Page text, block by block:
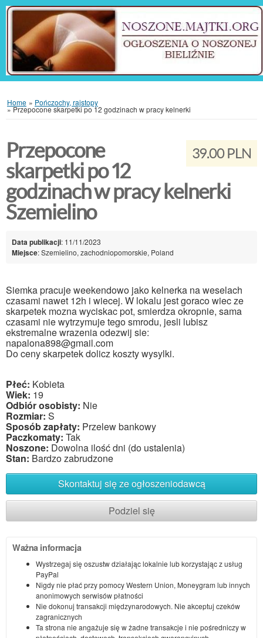
Home » Pończochy, rajstopy
»Przepocone skarpetki po 12 godzinach w pracy kelnerki
39.00 PLN
Przepocone
skarpetki po 12
godzinach w pracy kelnerki
Szemielino
Data publikacji: 11/11/2023
Miejsce: Szemielino, zachodniopomorskie, Poland
Siemka pracuje weekendowo jako kelnerka na weselach
czasami nawet 12h i wiecej. W lokalu jest goraco wiec ze
skarpetek mozna wyciskac pot, smierdza okropnie, sama
czasami nie wytrzymuje tego smrodu, jesli lubisz
ekstremalne wrazenia odezwij sie:
napalona898@gmail.com
Do ceny skarpetek dolicz koszty wysylki.
Płeć: Kobieta
Wiek: 19
Odbiór osobisty: Nie
Rozmiar: S
Sposób zapłaty: Przelew bankowy
Paczkomaty: Tak
Noszone: Dowolna ilość dni (do ustalenia)
Stan: Bardzo zabrudzone
Skontaktuj się ze ogłoszeniodawcą
Podziel się
Ważna informacja
Wystrzegaj się oszustw działając lokalnie lub korzystając z usług
PayPal
Nigdy nie płać przy pomocy Western Union, Moneygram lub innych
anonimowych serwisów płatności
Nie dokonuj transakcji międzynarodowych. Nie akceptuj czeków
zagranicznych
Ta strona nie angażuje się w żadne transakcje i nie pośredniczy w